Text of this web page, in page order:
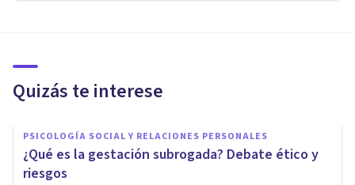
Quizás te interese
PSICOLOGÍA SOCIAL Y RELACIONES PERSONALES
¿Qué es la gestación subrogada? Debate ético y
riesgos